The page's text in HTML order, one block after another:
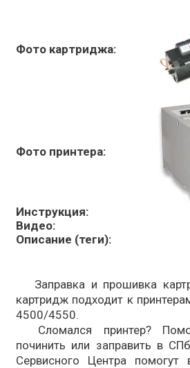
Фото картриджа:
Фото принтера:
Инструкция:
Видео:
Описание (теги):
Заправка и прошивка
картридж подходит к
4500/4550.
Сломался принтер?
починить или заправить в
Сервисного Центра помогут